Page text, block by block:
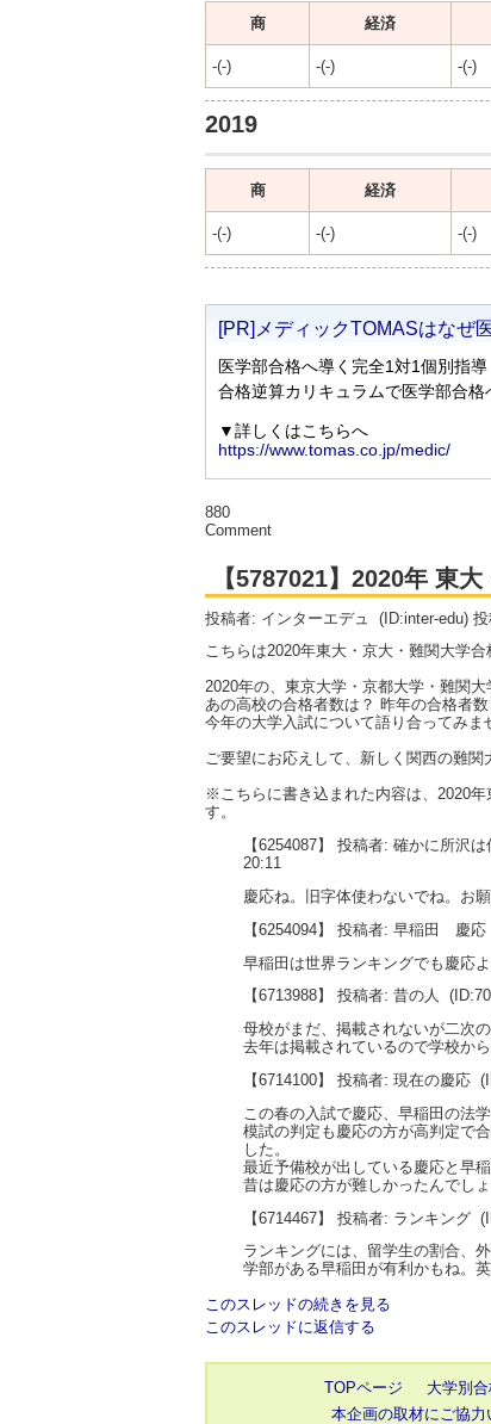
商 経済
-(-) -(-) -(-)
2019
商 経済
-(-) -(-) -(-)
880
Comment
【5787021】2020年 東
投稿者: インターエデュ
(ID:inter-edu)
こちらは2020年東大・京大・難関大学
2020年の、東京大学・京都大学・難関大
あの高校の合格者数は？ 昨年の合格者
今年の大学入試について語り合ってみま
ご要望にお応えして、新しく関西の難関
※こちらに書き込まれた内容は、2020
す。
【6254087】 投稿者: 確かに所沢
20:11
慶応ね。旧字体使わないでね。お
【6254094】 投稿者: 早稲田 慶応
早稲田は世界ランキングでも慶応よ
【6713988】 投稿者: 昔の人
母校がまだ、掲載されないが二次
去年は掲載されているので学校か
【6714100】 投稿者: 現在の慶応
この春の入試で慶応、早稲田の法
模試の判定も慶応の方が高判定で
した。
最近予備校が出している慶応と早
昔は慶応の方が難しかったんでしょ
【6714467】 投稿者: ランキング
ランキングには、留学生の割合、
学部がある早稲田が有利かもね。
このスレッドの続きを見る
このスレッドに返信する
TOPページ 大学別
本企画の取材にご協力